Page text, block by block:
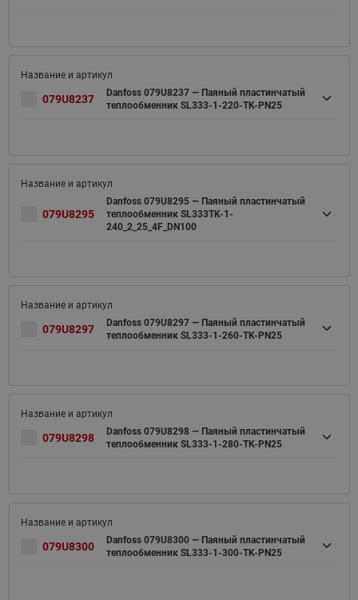
079U8237
Danfoss 079U8237 — Паяный пластинчатый
теплообменник SL333-1-220-TK-PN25
079U8295
Danfoss 079U8295 — Паяный пластинчатый
теплообменник SL333TK-1-
240_2_25_4F_DN100
079U8297
Danfoss 079U8297 — Паяный пластинчатый
теплообменник SL333-1-260-TK-PN25
079U8298
Danfoss 079U8298 — Паяный пластинчатый
теплообменник SL333-1-280-TK-PN25
079U8300
Danfoss 079U8300 — Паяный пластинчатый
теплообменник SL333-1-300-TK-PN25